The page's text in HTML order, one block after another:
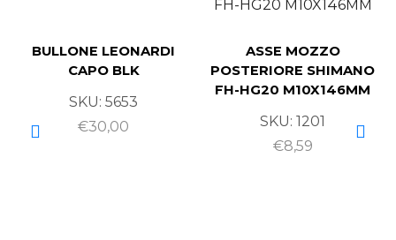
BULLONE LEONARDI
CAPO BLK
SKU: 5653
€30,00
ASSE MOZZO
POSTERIORE SHIMANO
FH-HG20 M10X146MM
SKU: 1201
€8,59